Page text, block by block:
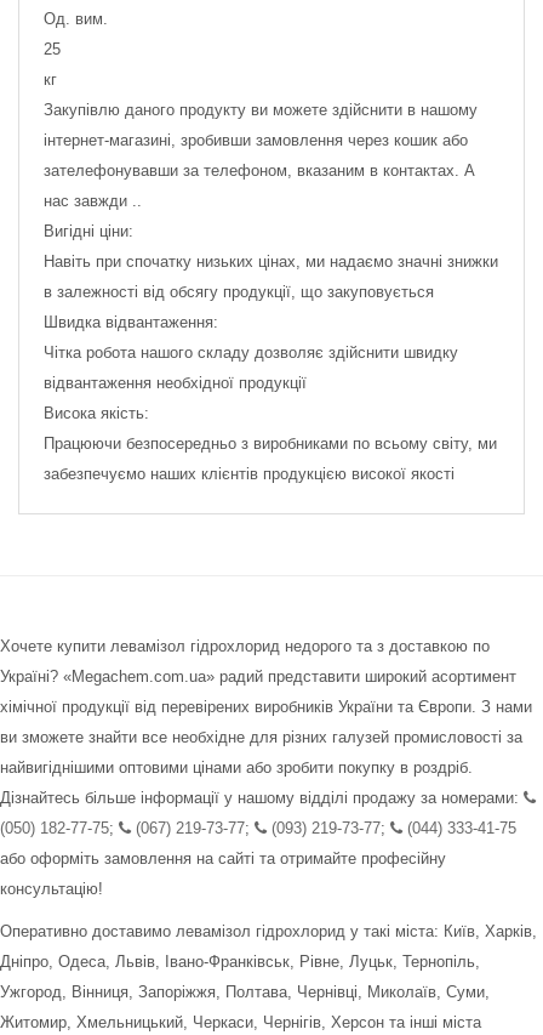
Од. вим.
25
кг
Закупівлю даного продукту ви можете здійснити в нашому
інтернет-магазині, зробивши замовлення через кошик або
зателефонувавши за телефоном, вказаним в контактах. А
нас завжди ..
Вигідні ціни:
Навіть при спочатку низьких цінах, ми надаємо значні знижки
в залежності від обсягу продукції, що закуповується
Швидка відвантаження:
Чітка робота нашого складу дозволяє здійснити швидку
відвантаження необхідної продукції
Висока якість:
Працюючи безпосередньо з виробниками по всьому світу, ми
забезпечуємо наших клієнтів продукцією високої якості
Хочете купити левамізол гідрохлорид недорого та з доставкою по
Україні? «Megachem.com.ua» радий представити широкий асортимент
хімічної продукції від перевірених виробників України та Європи. З нами
ви зможете знайти все необхідне для різних галузей промисловості за
найвигіднішими оптовими цінами або зробити покупку в роздріб.
Дізнайтесь більше інформації у нашому відділі продажу за номерами:
(050) 182-77-75; (067) 219-73-77; (093) 219-73-77;
(044) 333-41-75
або оформіть замовлення на сайті та отримайте професійну
консультацію!
Оперативно доставимо левамізол гідрохлорид у такі міста: Київ, Харків,
Дніпро, Одеса, Львів, Івано-Франківськ, Рівне, Луцьк, Тернопіль,
Ужгород, Вінниця, Запоріжжя, Полтава, Чернівці, Миколаїв, Суми,
Житомир, Хмельницький, Черкаси, Чернігів, Херсон та інші міста